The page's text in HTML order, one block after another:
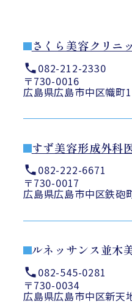
さくら美容クリニ
082-212-2330
〒730-0016
広島県広島市中区幟町
すず美容形成外科
082-222-6671
〒730-0017
広島県広島市中区鉄砲
ルネッサンス並木
082-545-0281
〒730-0034
広島県広島市中区新天